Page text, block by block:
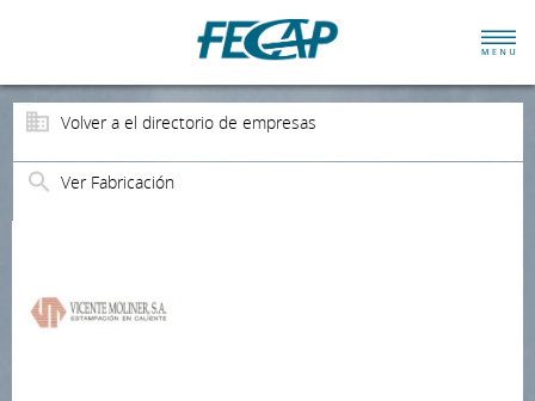
Volver a el directorio de empresas
Ver Fabricación